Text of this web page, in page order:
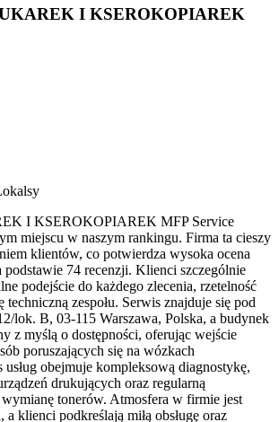
I KSEROKOPIAREK
I KSEROKOPIAREK MFP Service
miejscu w naszym rankingu. Firma ta cieszy
klientów, co potwierdza wysoka ocena
74 recenzji. Klienci szczególnie
podejście do każdego zlecenia, rzetelność
zespołu. Serwis znajduje się pod
lok. B, 03-115 Warszawa, Polska, a budynek
z myślą o dostępności, oferując wejście
poruszających się na wózkach
obejmuje kompleksową diagnostykę,
drukujących oraz regularną
tonerów. Atmosfera w firmie jest
klienci podkreślają miłą obsługę oraz